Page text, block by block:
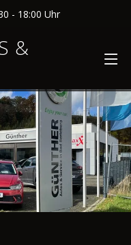
- 18:00 Uhr
&